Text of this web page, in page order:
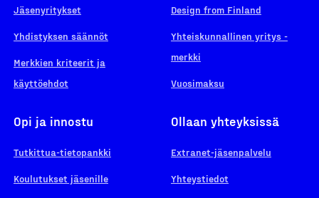
Jäsenyritykset
Yhdistyksen säännöt
Merkkien kriteerit ja
käyttöehdot
Design from Finland
Yhteiskunnallinen yritys -
merkki
Vuosimaksu
Opi ja innostu
Tutkittua-tietopankki
Koulutukset jäsenille
Ollaan yhteyksissä
Extranet-jäsenpalvelu
Yhteystiedot